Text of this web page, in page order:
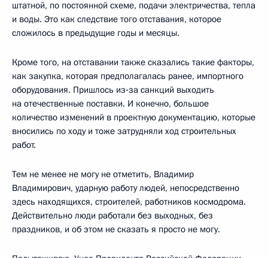
штатной, по постоянной схеме, подачи электричества, тепла
и воды. Это как следствие того отставания, которое
сложилось в предыдущие годы и месяцы.
Кроме того, на отставании также сказались такие факторы,
как закупка, которая предполагалась ранее, импортного
оборудования. Пришлось из‑за санкций выходить
на отечественные поставки. И конечно, большое
количество изменений в проектную документацию, которые
вносились по ходу и тоже затрудняли ход строительных
работ.
Тем не менее не могу не отметить, Владимир
Владимирович, ударную работу людей, непосредственно
здесь находящихся, строителей, работников космодрома.
Действительно люди работали без выходных, без
праздников, и об этом не сказать я просто не могу.